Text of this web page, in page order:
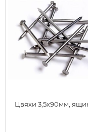
Цвяхи 3,5х90мм,